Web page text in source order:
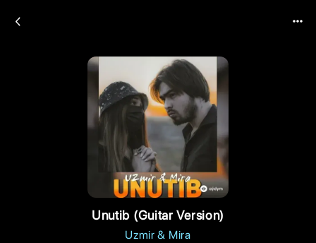
Unutib (Guitar Version)
Uzmir & Mira